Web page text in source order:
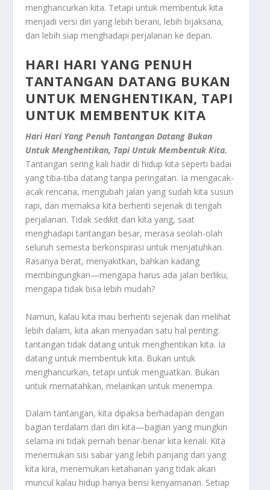
menghancurkan kita. Tetapi untuk membentuk kita
menjadi versi diri yang lebih berani, lebih bijaksana,
dan lebih siap menghadapi perjalanan ke depan.
HARI HARI YANG PENUH
TANTANGAN DATANG BUKAN
UNTUK MENGHENTIKAN, TAPI
UNTUK MEMBENTUK KITA
Hari Hari Yang Penuh Tantangan Datang Bukan
Untuk Menghentikan, Tapi Untuk Membentuk Kita.
Tantangan sering kali hadir di hidup kita seperti badai
yang tiba-tiba datang tanpa peringatan. Ia mengacak-
acak rencana, mengubah jalan yang sudah kita susun
rapi, dan memaksa kita berhenti sejenak di tengah
perjalanan. Tidak sedikit dari kita yang, saat
menghadapi tantangan besar, merasa seolah-olah
seluruh semesta berkonspirasi untuk menjatuhkan.
Rasanya berat, menyakitkan, bahkan kadang
membingungkan—mengapa harus ada jalan berliku,
mengapa tidak bisa lebih mudah?
Namun, kalau kita mau berhenti sejenak dan melihat
lebih dalam, kita akan menyadari satu hal penting:
tantangan tidak datang untuk menghentikan kita. Ia
datang untuk membentuk kita. Bukan untuk
menghancurkan, tetapi untuk menguatkan. Bukan
untuk mematahkan, melainkan untuk menempa.
Dalam tantangan, kita dipaksa berhadapan dengan
bagian terdalam dari diri kita—bagian yang mungkin
selama ini tidak pernah benar-benar kita kenali. Kita
menemukan sisi sabar yang lebih panjang dari yang
kita kira, menemukan ketahanan yang tidak akan
muncul kalau hidup hanya berisi kenyamanan. Setiap